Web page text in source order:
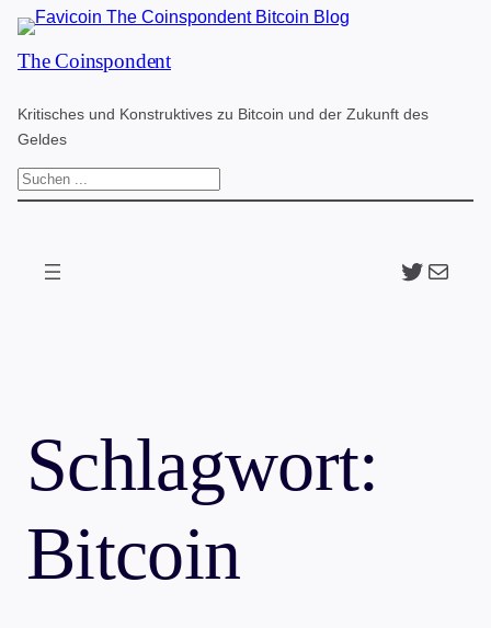
Zum
Inhalt
The Coinspondent
Kritisches und Konstruktives zu Bitcoin und der Zukunft des
Geldes
S
Twitter
The
Schlagwort:
Bitcoin